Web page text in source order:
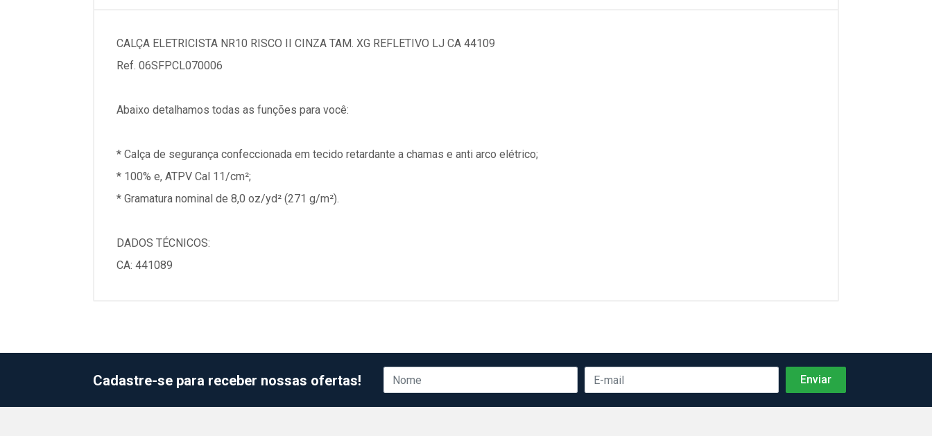
CALÇA ELETRICISTA NR10 RISCO II CINZA TAM. XG REFLETIVO LJ CA 44109
Ref. 06SFPCL070006
Abaixo detalhamos todas as funções para você:
* Calça de segurança confeccionada em tecido retardante a chamas e anti arco elétrico;
* 100% e, ATPV Cal 11/cm²;
* Gramatura nominal de 8,0 oz/yd² (271 g/m²).
DADOS TÉCNICOS:
CA: 441089
Cadastre-se para receber nossas ofertas!